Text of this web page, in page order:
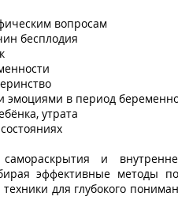
вопросам
бесплодия
эмоциями в период
утрата
и
эффективные методы
для глубокого